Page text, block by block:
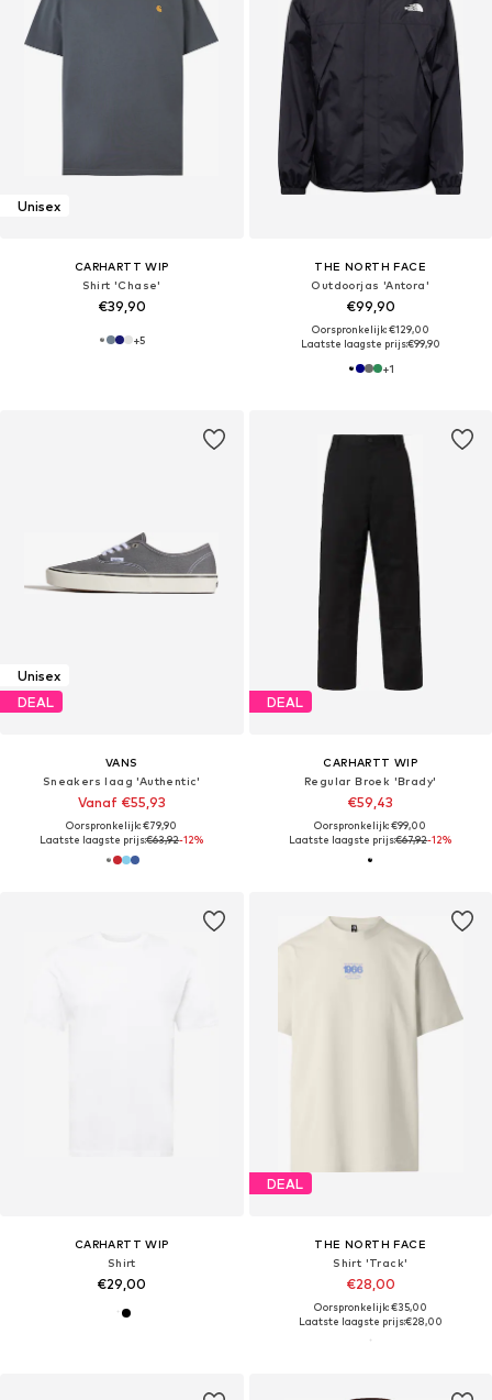
Unisex
CARHARTT WIP
Shirt 'Chase'
€39,90
+5
THE NORTH FACE
Outdoorjas 'Antora'
€99,90
Oorspronkelijk: €129,00
Laatste laagste prijs:€99,90
+1
Unisex
DEAL
VANS
Sneakers laag 'Authentic'
Vanaf €55,93
Oorspronkelijk: €79,90
Laatste laagste prijs:€63,92-12%
DEAL
CARHARTT WIP
Regular Broek 'Brady'
€59,43
Oorspronkelijk: €99,00
Laatste laagste prijs:€67,92-12%
CARHARTT WIP
Shirt
€29,00
DEAL
THE NORTH FACE
Shirt 'Track'
€28,00
Oorspronkelijk: €35,00
Laatste laagste prijs:€28,00